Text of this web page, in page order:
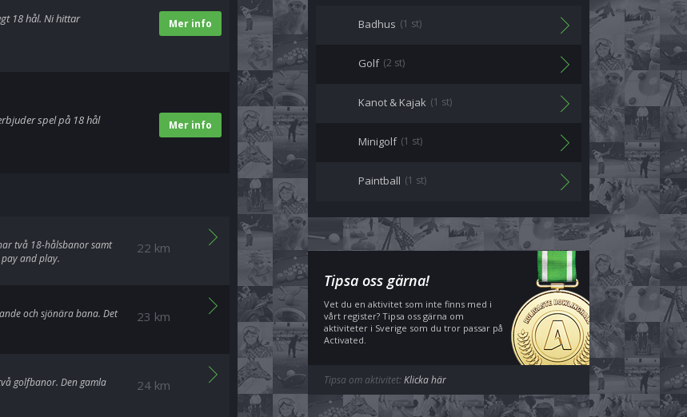
Mer info
18 hål. Ni hittar
Mer info
spel på 18 hål
22 km
två 18-hålsbanor samt
and play.
23 km
och sjönära bana. Det
24 km
golfbanor. Den gamla
Badhus (1 st)
Golf (2 st)
Kanot & Kajak (1 st)
Minigolf (1 st)
Paintball (1 st)
Tipsa oss gärna!
Vet du en aktivitet som inte finns med i
vårt register? Tipsa oss gärna om
aktiviteter i Sverige som du tror passar på
Activated.
Tipsa om aktivitet:Klicka här